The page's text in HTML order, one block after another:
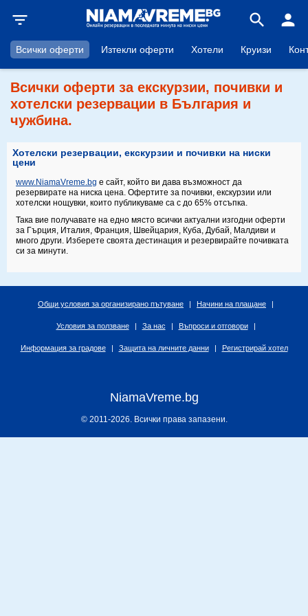
filter_list search person
Всички оферти Изтекли оферти Хотели Круизи
Всички оферти за екскурзии, почивки и
хотелски резервации в България и
чужбина.
Хотелски резервации, екскурзии и почивки на ниски
цени
www.NiamaVreme.bg е сайт, който ви дава възможност да
резервирате на ниска цена. Офертите за почивки, екскурзии или
хотелски нощувки, които публикуваме са с до 65% отсъпка.
Така вие получавате на едно място всички актуални изгодни оферти
за Гърция, Италия, Франция, Швейцария, Куба, Дубай, Малдиви и
много други. Изберете своята дестинация и резервирайте почивката
си за минути.
Общи условия за организирано пътуване | Начини на плащане |
Условия за ползване | За нас | Въпроси и отговори |
Информация за градове | Защита на личните данни | Регистрирай хотел
NiamaVreme.bg
© 2011-2026. Всички права запазени.